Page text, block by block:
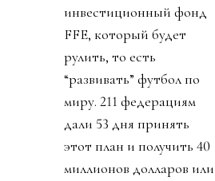
инвестиционный фонд
FFE, который будет
рулить, то есть
“развивать” футбол по
миру. 211 федерациям
дали 53 дня принять
этот план и получить 40
миллионов долларов или